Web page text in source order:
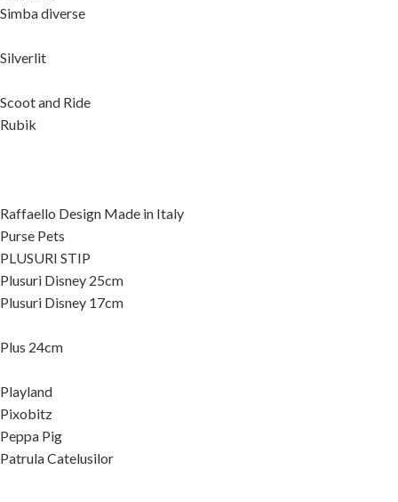
Simba diverse
Silverlit
Scoot and Ride
Rubik
Raffaello Design Made in Italy
Purse Pets
PLUSURI STIP
Plusuri Disney 25cm
Plusuri Disney 17cm
Plus 24cm
Playland
Pixobitz
Peppa Pig
Patrula Catelusilor